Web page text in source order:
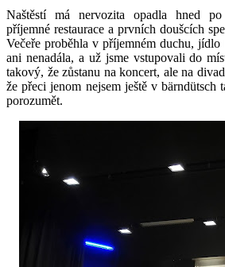
Naštěstí má nervozita opadla hned
příjemné restaurace a prvních doušcích
Večeře proběhla v příjemném duchu,
ani nenadála, a už jsme vstupovali do
takový, že zůstanu na koncert, ale na
že přeci jenom nejsem ještě v bärndütsch
porozumět.